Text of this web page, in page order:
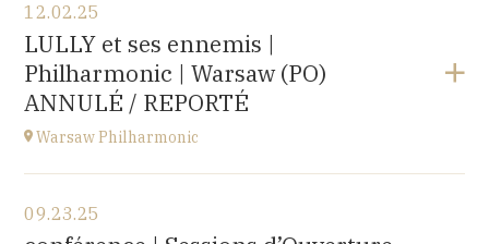
POLOGNE
at20H00
Buy your tickets
12.02.25
LULLY et ses ennemis |
Philharmonic | Warsaw (PO)
ANNULÉ / REPORTÉ
Warsaw Philharmonic
POLOGNE
09.23.25